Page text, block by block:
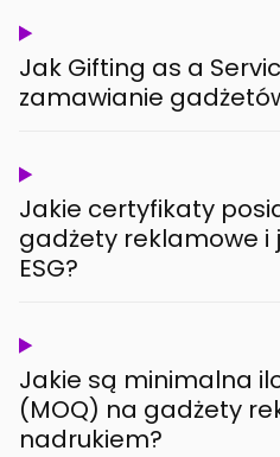
Jak Gifting as a
zamawianie
Jakie certyfikaty
gadżety reklamowe i
ESG?
Jakie są minimalna
(MOQ) na gadżety
nadrukiem?